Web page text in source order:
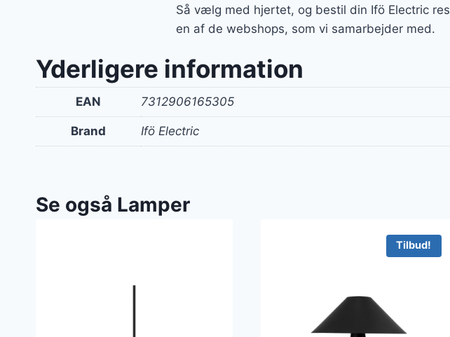
Så vælg med hjertet, og bestil din Ifö Electric
en af de webshops, som vi samarbejder med.
Yderligere information
EAN 7312906165305
Brand Ifö Electric
Se også Lamper
Tilbud!